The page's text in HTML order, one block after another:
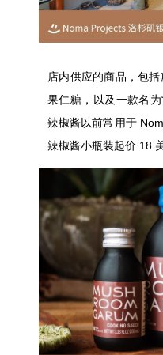
店内供应的商品，包
果仁糖 ，以及一款名
辣椒酱以前常用于
辣椒酱小瓶装起价 18